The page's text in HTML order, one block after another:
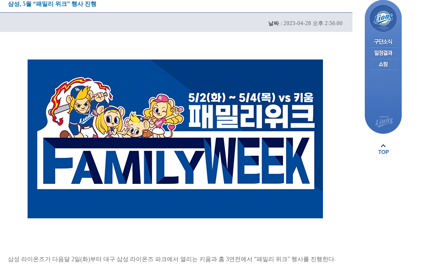
삼성, 5월 “패밀리 위크” 행사 진행
날짜 : 2023-04-28 오후 2:56:00
삼성 라이온즈가 다음달 2일(화)부터 대구 삼성 라이온즈 파크에서 열리는 키움과 홈 3연전에서 “패밀리 위크” 행사를 진행한다.